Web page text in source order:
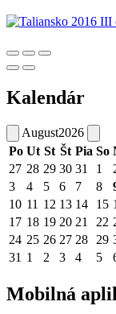
Kalendár
August2026
Po Ut St Št Pia So
27 28 29 30 31 1
3
4 5 6 7 8
10 11 12 13 14 15
17 18 19 20 21 22
24 25 26 27 28 29
31 1 2 3 4 5
Mobilná